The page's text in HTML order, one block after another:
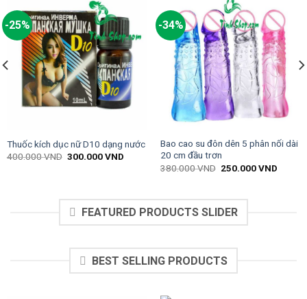
-25%
Thuốc kích dục nữ D10 dạng nước
400.000VND 300.000VND
-34%
Bao cao su đôn dên 5 phân nối dài
20 cm đầu trơn
380.000VND 250.000VND
FEATURED PRODUCTS SLIDER
BEST SELLING PRODUCTS